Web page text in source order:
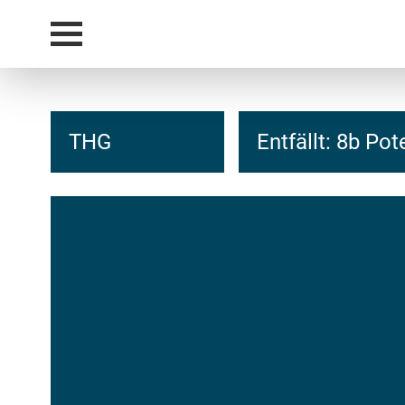
THG Entfällt: 8b